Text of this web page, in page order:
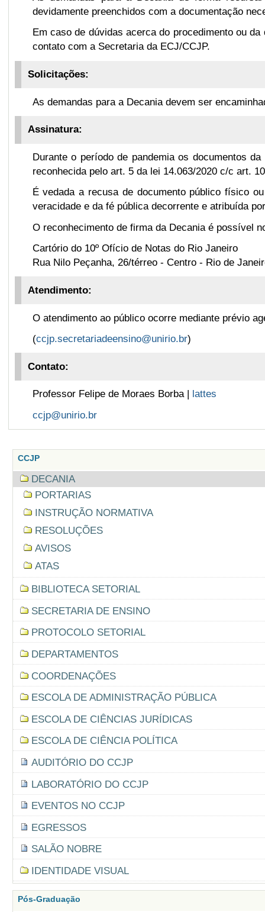
devidamente preenchidos com a documentação
Em caso de dúvidas acerca do procedimento ou
contato com a Secretaria da ECJ/CCJP.
Solicitações:
As demandas para a Decania devem ser
Assinatura:
Durante o período de pandemia os documentos
reconhecida pelo art. 5 da lei 14.063/2020 c/c art.
É vedada a recusa de documento público físico
veracidade e da fé pública decorrente e atribuída
O reconhecimento de firma da Decania é possível
Cartório do 10º Ofício de Notas do Rio Janeiro
Rua Nilo Peçanha, 26/térreo - Centro - Rio de
Atendimento:
O atendimento ao público ocorre mediante prévio
(ccjp.secretariadeensino@unirio.br)
Contato:
Professor Felipe de Moraes Borba |
lattes
ccjp@unirio.br
CCJP
DECANIA
PORTARIAS
INSTRUÇÃO NORMATIVA
RESOLUÇÕES
AVISOS
ATAS
BIBLIOTECA SETORIAL
SECRETARIA DE ENSINO
PROTOCOLO SETORIAL
DEPARTAMENTOS
COORDENAÇÕES
ESCOLA DE ADMINISTRAÇÃO PÚBLICA
ESCOLA DE CIÊNCIAS JURÍDICAS
ESCOLA DE CIÊNCIA POLÍTICA
AUDITÓRIO DO CCJP
LABORATÓRIO DO CCJP
EVENTOS NO CCJP
EGRESSOS
SALÃO NOBRE
IDENTIDADE VISUAL
Pós-Graduação